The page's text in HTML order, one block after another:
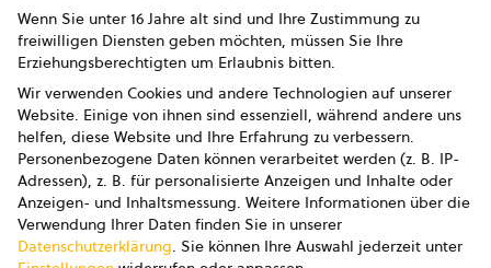
Impressum
Datenschutz
AGB
AGB Marketing GmbH
AGB Bildung
Newsletter
Wenn Sie unter 16 Jahre alt sind und Ihre Zustimmung zu
freiwilligen Diensten geben möchten, müssen Sie Ihre
Erziehungsberechtigten um Erlaubnis bitten.
Wir verwenden Cookies und andere Technologien auf unserer
Website. Einige von ihnen sind essenziell, während andere uns
helfen, diese Website und Ihre Erfahrung zu verbessern.
Personenbezogene Daten können verarbeitet werden (z. B. IP-
Adressen), z. B. für personalisierte Anzeigen und Inhalte oder
Anzeigen- und Inhaltsmessung. Weitere Informationen über die
Verwendung Ihrer Daten finden Sie in unserer
Datenschutzerklärung. Sie können Ihre Auswahl jederzeit unter